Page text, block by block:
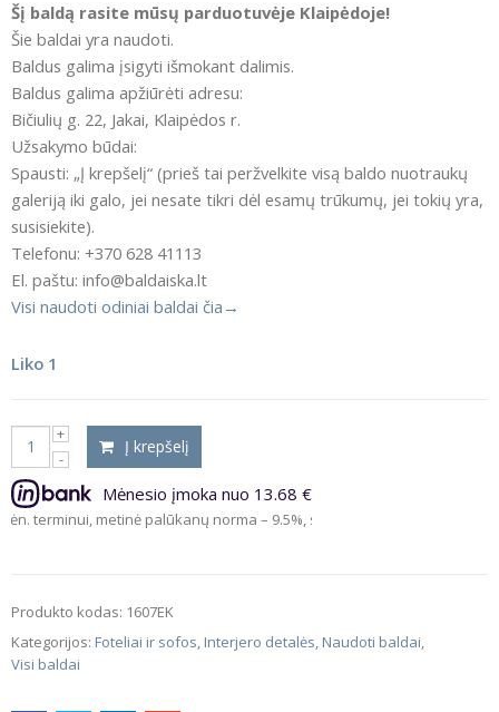
Šį baldą rasite mūsų parduotuvėje Klaipėdoje!
Šie baldai yra naudoti.
Baldus galima įsigyti išmokant dalimis.
Baldus galima apžiūrėti adresu:
Bičiulių g. 22, Jakai, Klaipėdos r.
Užsakymo būdai:
Spausti: „Į krepšelį“ (prieš tai peržvelkite visą baldo nuotraukų
galeriją iki galo, jei nesate tikri dėl esamų trūkumų, jei tokių yra,
susisiekite).
Telefonu: +370 628 41113
El. paštu: info@baldaiska.lt
Visi naudoti odiniai baldai čia→
Liko 1
Į krepšelį
Mėnesio įmoka nuo 13.68 €
metinė palūkanų norma – 9.5%, sutarties sudarymo mokestis – 3%,
Produkto kodas: 1607EK
Kategorijos: Foteliai ir sofos, Interjero detalės, Naudoti baldai,
Visi baldai